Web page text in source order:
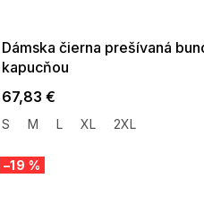
Dámska čierna prešívaná
kapucňou
67,83 €
S M L XL 2XL
–19 %